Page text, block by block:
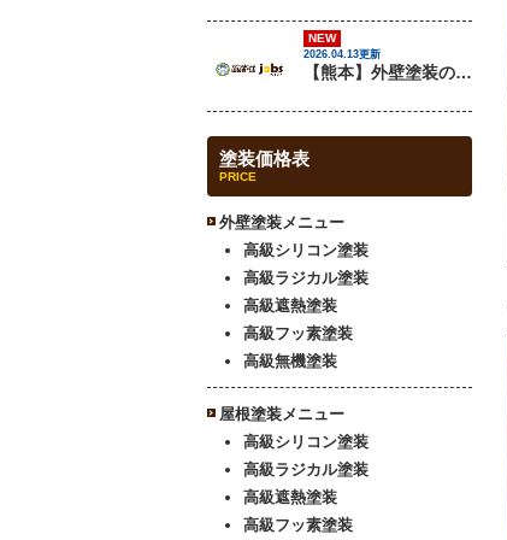
NEW
2026.04.13更新
【熊本】外壁塗装の最適な時期はいつ？失敗しないタイミングと注意点を解説
塗装価格表
PRICE
外壁塗装メニュー
高級シリコン塗装
高級ラジカル塗装
高級遮熱塗装
高級フッ素塗装
高級無機塗装
屋根塗装メニュー
高級シリコン塗装
高級ラジカル塗装
高級遮熱塗装
高級フッ素塗装